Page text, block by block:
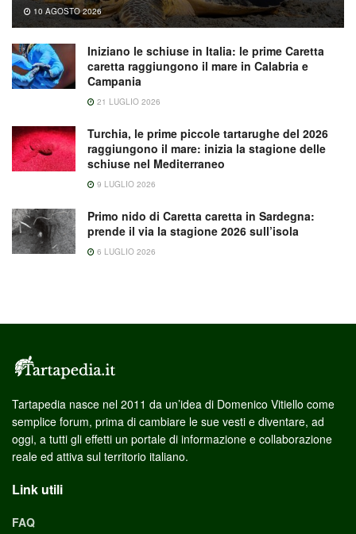
10 AGOSTO 2026
Iniziano le schiuse in Italia: le prime Caretta
caretta raggiungono il mare in Calabria e
Campania
21 LUGLIO 2026
Turchia, le prime piccole tartarughe del 2026
raggiungono il mare: inizia la stagione delle
schiuse nel Mediterraneo
9 LUGLIO 2026
Primo nido di Caretta caretta in Sardegna:
prende il via la stagione 2026 sull’isola
6 LUGLIO 2026
Tartapedia nasce nel 2011 da un’idea di Domenico Vitiello come
semplice forum, prima di cambiare le sue vesti e diventare, ad
oggi, a tutti gli effetti un portale di informazione e collaborazione
reale ed attiva sul territorio italiano.
Link utili
FAQ